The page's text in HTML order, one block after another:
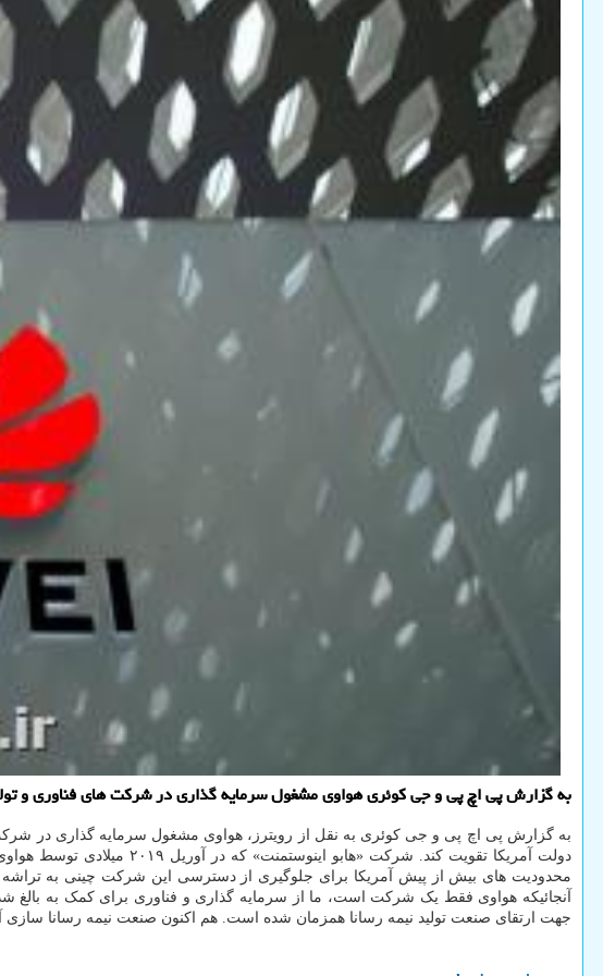
به گزارش پی اچ پی و جی كوئری هواوی مشغول سرمایه گذاری در شركت های فناوری و
به گزارش پی اچ پی و جی کوئری به نقل از رویترز، هواوی مشغول سرمایه گذاری در شرکت
محدودیت های بیش از پیش آمریکا برای جلوگیری از دسترسی این شرکت چینی به
آنجائیکه هواوی فقط یک شرکت است، ما از سرمایه گذاری و فناوری برای کمک به بالغ
جهت ارتقای صنعت تولید نیمه رسانا همزمان شده است. هم اکنون صنعت نیمه رسانا سازی